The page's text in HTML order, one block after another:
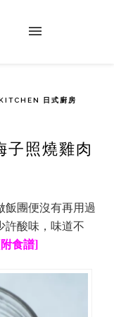
日式廚房
照燒雞肉
飯團便沒有再用過
許酸味，味道不
食譜]